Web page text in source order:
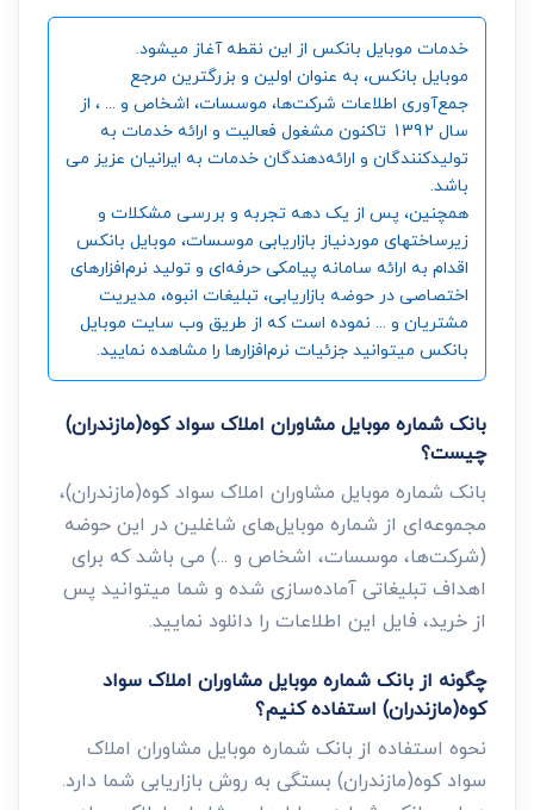
خدمات موبایل بانکس از این نقطه آغاز میشود.
موبایل بانکس، به عنوان اولین و بزرگترین مرجع
جمع‌آوری اطلاعات شرکت‌ها، موسسات، اشخاص و ... ، از
سال 1392 تاکنون مشغول فعالیت و ارائه خدمات به
تولیدکنندگان و ارائه‌دهندگان خدمات به ایرانیان عزیز می
باشد.
همچنین، پس از یک دهه تجربه و بررسی مشکلات و
زیرساختهای موردنیاز بازاریابی موسسات، موبایل بانکس
اقدام به ارائه سامانه‌ پیامکی حرفه‌ای و تولید نرم‌افزارهای
اختصاصی در حوضه بازاریابی، تبلیغات انبوه، مدیریت
مشتریان و ... نموده است که از طریق وب سایت موبایل
بانکس میتوانید جزئیات نرم‌افزارها را مشاهده نمایید.
بانک شماره موبایل مشاوران املاک سواد کوه(مازندران)
چیست؟
بانک شماره موبایل مشاوران املاک سواد کوه(مازندران)،
مجموعه‌ای از شماره موبایل‌های شاغلین در این حوضه
(شرکت‌ها، موسسات، اشخاص و ...) می باشد که برای
اهداف تبلیغاتی آماده‌سازی شده و شما میتوانید پس
از خرید، فایل این اطلاعات را دانلود نمایید.
چگونه از بانک شماره موبایل مشاوران املاک سواد
کوه(مازندران) استفاده کنیم؟
نحوه استفاده از بانک شماره موبایل مشاوران املاک
سواد کوه(مازندران) بستگی به روش بازاریابی شما دارد.